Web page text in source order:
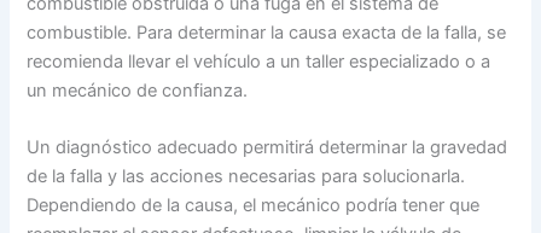
combustible. Para determinar la causa exacta de la falla, se
recomienda llevar el vehículo a un taller especializado o a
un mecánico de confianza.
Un diagnóstico adecuado permitirá determinar la gravedad
de la falla y las acciones necesarias para solucionarla.
Dependiendo de la causa, el mecánico podría tener que